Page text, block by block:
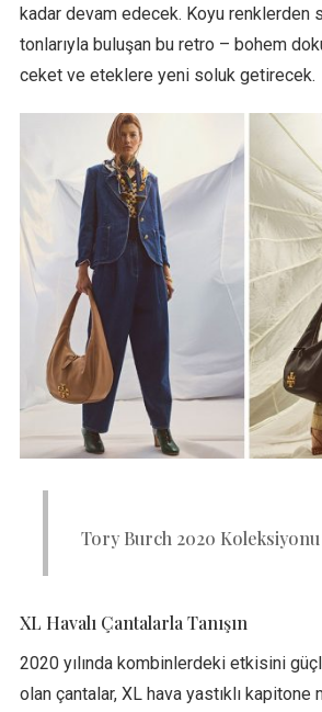
kadar devam edecek. Koyu renklerden
tonlarıyla buluşan bu retro – bohem
ceket ve eteklere yeni soluk getirecek.
Tory Burch 2020 Koleksiyonu
XL Havalı Çantalarla Tanışın
2020 yılında kombinlerdeki etkisini
olan çantalar, XL hava yastıklı